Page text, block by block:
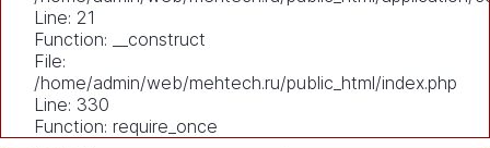
Line: 21
Function: __construct
File:
/home/admin/web/mehtech.ru/public_html/index.php
Line: 330
Function: require_once